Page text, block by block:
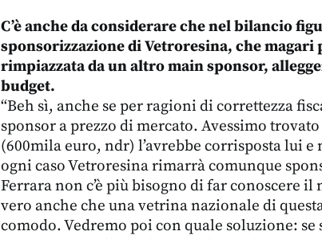
C’è anche da considerare che nel bilancio
sponsorizzazione di Vetroresina, che magari
rimpiazzata da un altro main sponsor,
budget.
“Beh sì, anche se per ragioni di correttezza
sponsor a prezzo di mercato. Avessimo
(600mila euro, ndr) l’avrebbe corrisposta lui
ogni caso Vetroresina rimarrà comunque
Ferrara non c’è più bisogno di far conoscere
vero anche che una vetrina nazionale di
comodo. Vedremo poi con quale soluzione: se